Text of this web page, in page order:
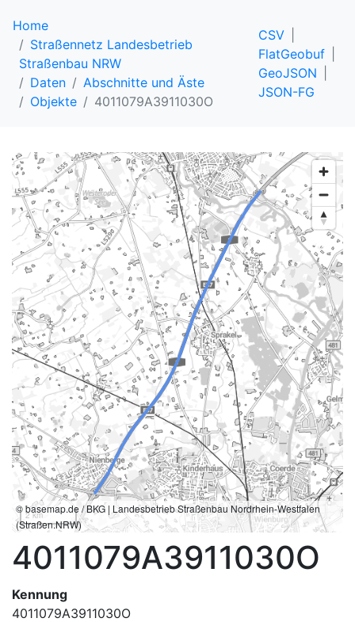
Home
Straßennetz Landesbetrieb
Straßenbau NRW
Daten
Abschnitte und Äste
Objekte
4011079A3911030O
CSV
FlatGeobuf
GeoJSON
JSON-FG
2 km
© basemap.de / BKG | Landesbetrieb Straßenbau Nordrhein-Westfalen
(Straßen.NRW)
4011079A3911030O
Kennung
4011079A3911030O